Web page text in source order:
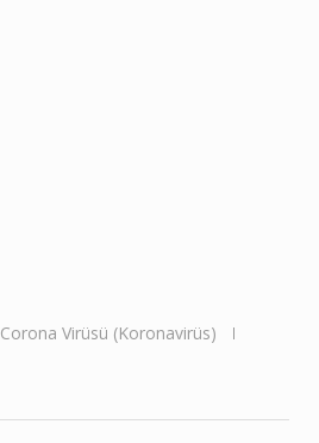
Corona Virüsü (Koronavirüs)